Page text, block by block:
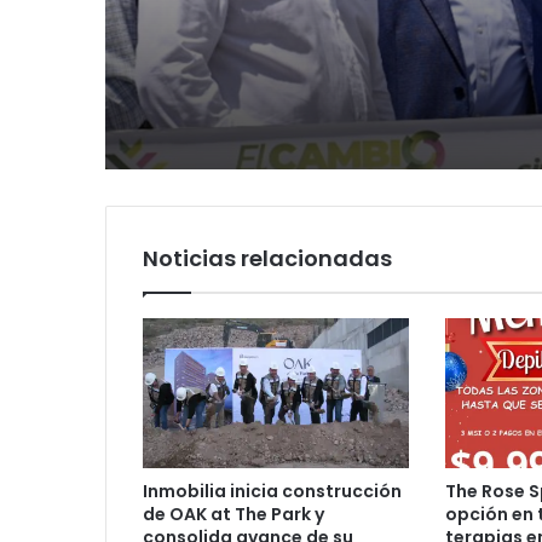
segundo informe en
Soledad y destaca
coordinación con
del Estado
diagnóstico en
Tangamanga y
llegada tras
PRI
Noticias relacionadas
Inmobilia inicia construcción
de OAK at The Park y
The Rose
opción